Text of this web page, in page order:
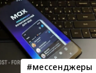
мессенджеры